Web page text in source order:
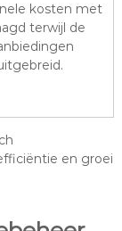
kosten met
terwijl de
en groei